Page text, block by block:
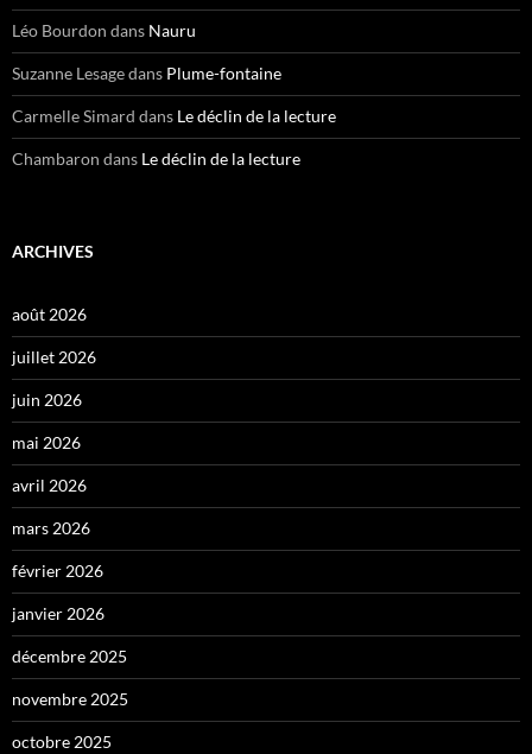
Léo Bourdon dans Nauru
Suzanne Lesagedans Plume-fontaine
Carmelle Simard dans Le déclin de la lecture
Chambaron dans Le déclin de la lecture
ARCHIVES
août 2026
juillet 2026
juin 2026
mai 2026
avril 2026
mars 2026
février 2026
janvier 2026
décembre 2025
novembre 2025
octobre 2025